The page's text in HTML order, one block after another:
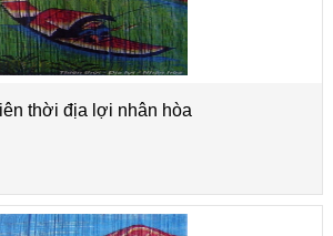
thời địa lợi nhân hòa